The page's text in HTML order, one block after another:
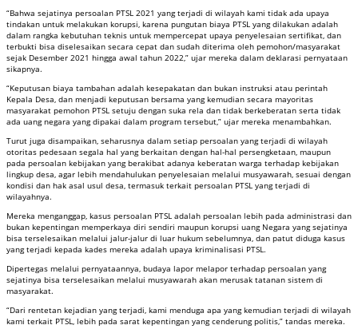
“Bahwa sejatinya persoalan PTSL 2021 yang terjadi di wilayah kami tidak ada upaya
tindakan untuk melakukan korupsi, karena pungutan biaya PTSL yang dilakukan adalah
dalam rangka kebutuhan teknis untuk mempercepat upaya penyelesaian sertifikat, dan
terbukti bisa diselesaikan secara cepat dan sudah diterima oleh pemohon/masyarakat
sejak Desember 2021 hingga awal tahun 2022,” ujar mereka dalam deklarasi pernyataan
sikapnya.
“Keputusan biaya tambahan adalah kesepakatan dan bukan instruksi atau perintah
Kepala Desa, dan menjadi keputusan bersama yang kemudian secara mayoritas
masyarakat pemohon PTSL setuju dengan suka rela dan tidak berkeberatan serta tidak
ada uang negara yang dipakai dalam program tersebut,” ujar mereka menambahkan.
Turut juga disampaikan, seharusnya dalam setiap persoalan yang terjadi di wilayah
otoritas pedesaan segala hal yang berkaitan dengan hal-hal persengketaan, maupun
pada persoalan kebijakan yang berakibat adanya keberatan warga terhadap kebijakan
lingkup desa, agar lebih mendahulukan penyelesaian melalui musyawarah, sesuai dengan
kondisi dan hak asal usul desa, termasuk terkait persoalan PTSL yang terjadi di
wilayahnya.
Mereka menganggap, kasus persoalan PTSL adalah persoalan lebih pada administrasi dan
bukan kepentingan memperkaya diri sendiri maupun korupsi uang Negara yang sejatinya
bisa terselesaikan melalui jalur-jalur di luar hukum sebelumnya, dan patut diduga kasus
yang terjadi kepada kades mereka adalah upaya kriminalisasi PTSL.
Dipertegas melalui pernyataannya, budaya lapor melapor terhadap persoalan yang
sejatinya bisa terselesaikan melalui musyawarah akan merusak tatanan sistem di
masyarakat.
“Dari rentetan kejadian yang terjadi, kami menduga apa yang kemudian terjadi di wilayah
kami terkait PTSL, lebih pada sarat kepentingan yang cenderung politis,” tandas mereka.